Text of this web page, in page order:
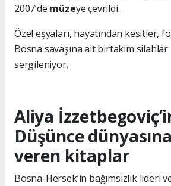
2007’de müzeye çevrildi.
Özel eşyaları, hayatından kesitler,
Bosna savaşına ait birtakım
sergileniyor.
Aliya
Düşünce
veren kitaplar
Bosna-Hersek’in bağımsızlık lideri